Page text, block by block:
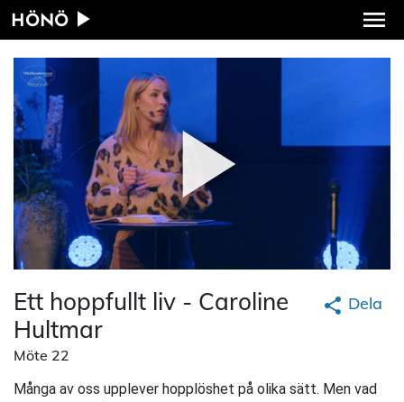
HÖNÖ
Dela
Ett hoppfullt liv - Caroline
Hultmar
Möte 22
Många av oss upplever hopplöshet på olika sätt. Men vad